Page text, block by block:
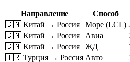
Направление Способ
🇨🇳 Китай → Россия
Море (LCL)
🇨🇳 Китай → Россия
Авиа
🇨🇳 Китай → Россия
ЖД
🇹🇷 Турция → Россия Авто